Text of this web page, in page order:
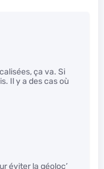
ça va. Si
Il y a des cas où
éviter la géoloc’